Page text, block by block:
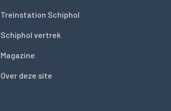
Treinstation Schiphol
Schiphol vertrek
Magazine
Over deze site